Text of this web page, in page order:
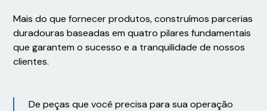
Mais do que fornecer produtos, construímos parcerias
duradouras baseadas em quatro pilares fundamentais
que garantem o sucesso e a tranquilidade de nossos
clientes.
De peças que você precisa para sua operação